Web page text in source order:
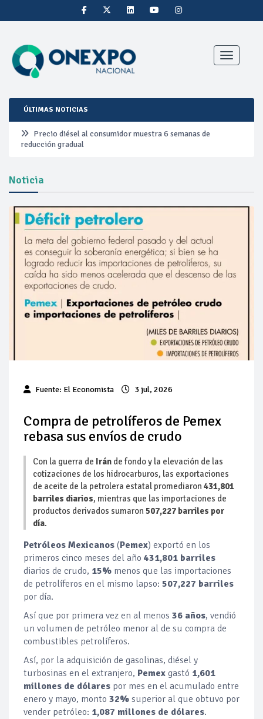
Toggle
ÚLTIMAS NOTICIAS
Precio diésel al consumidor muestra 6 semanas de
reducción gradual
Pemex ante la refinación clandestina
Petrobras duplica ganancias en segundo trimestre por
precios del petróleo y producción récord
Cautela en el mercado por conversaciones Irán-Omán
mantienen precios al alza
Pierde Pemex 71 millones de pesos al día por
"procesadoras" ilegales
Pacto dispara 83% ventas diésel Pemex
Incertidumbre regulatoria pone a prueba las inversiones de
espera estabilización del mercado
Baja 5% más el precio internacional del crudo por posible
acuerdo de paz
Petróleo continúa su descenso en el mercado internacional
Noticia
Fuente: El Economista 3 jul, 2026
Compra de petrolíferos de Pemex
rebasa sus envíos de crudo
Con la guerra de Irán de fondo y la elevación de las
cotizaciones de los hidrocarburos, las exportaciones
de aceite de la petrolera estatal promediaron 431,801
barriles diarios, mientras que las importaciones de
productos derivados sumaron 507,227 barriles por
día.
Petróleos Mexicanos (Pemex) exportó en los
primeros cinco meses del año 431,801 barriles
diarios de crudo, 15% menos que las importaciones
de petrolíferos en el mismo lapso: 507,227 barriles
por día.
Así que por primera vez en al menos 36 años, vendió
un volumen de petróleo menor al de su compra de
combustibles petrolíferos.
Así, por la adquisición de gasolinas, diésel y
turbosinas en el extranjero, Pemex gastó 1,601
millones de dólares por mes en el acumulado entre
enero y mayo, monto 32% superior al que obtuvo por
vender petróleo: 1,087 millones de dólares.